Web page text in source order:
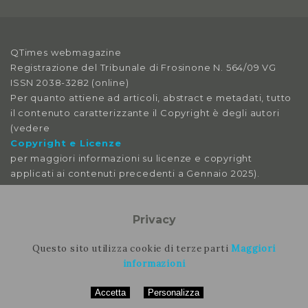
Anno X, Numero 3
2018
Anno X, Numero 2
2018
Anno X, Numero 1
2018
Anno IX, Numero 4
2017
QTimes webmagazine
Registrazione del Tribunale di Frosinone N. 564/09 VG
ISSN 2038-3282 (online)
Per quanto attiene ad articoli, abstract e metadati, tutto
il contenuto caratterizzante il Copyright è degli autori
(vedere
Copyright e Licenze
per maggiori informazioni su licenze e copyright
applicati ai contenuti precedenti a Gennaio 2025).
splitshire
Per contattare la rimozione contattare il nostro staff
Privacy
Questo sito utilizza cookie di terze partiMaggiori
informazioni
Accetta Personalizza